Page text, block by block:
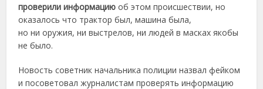
проверили информацию об этом происшествии, но
оказалось что трактор был, машина была,
но ни оружия, ни выстрелов, ни людей в масках якобы
не было.
Новость советник начальника полиции назвал фейком
и посоветовал журналистам проверять информацию